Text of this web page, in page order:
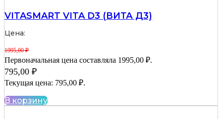
VITASMART VITA D3 (ВИТА Д3)
Цена:
1995,00₽
Первоначальная цена составляла 1995,00 ₽.
795,00 ₽
Текущая цена: 795,00 ₽.
В корзину